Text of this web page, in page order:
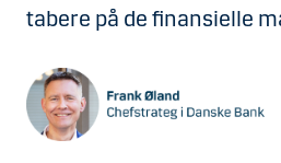
tabere på de finansielle